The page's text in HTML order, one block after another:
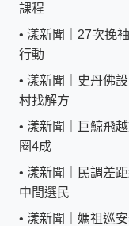
課程
• 漾新聞｜27次挽
行動
• 漾新聞｜史丹佛
村找解方
• 漾新聞｜巨鯨飛
圈4成
• 漾新聞｜民調差
中間選民
• 漾新聞｜媽祖巡